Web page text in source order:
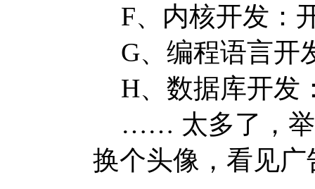
F、内核开发：
G、编程语言开
H、数据库开发
…… 太多了，举
换个头像，看见